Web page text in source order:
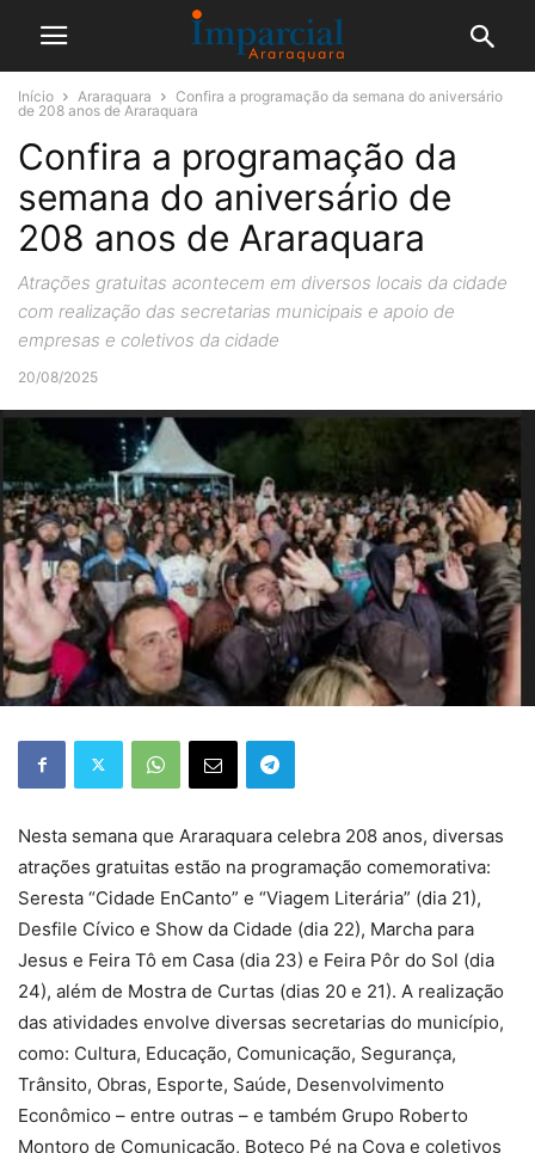
Início Araraquara
Confira a programação da semana do aniversário
de 208 anos de Araraquara
Confira a programação da
semana do aniversário de
208 anos de Araraquara
Atrações gratuitas acontecem em diversos locais da cidade
com realização das secretarias municipais e apoio de
empresas e coletivos da cidade
20/08/2025
Nesta semana que Araraquara celebra 208 anos, diversas
atrações gratuitas estão na programação comemorativa:
Seresta “Cidade EnCanto” e “Viagem Literária” (dia 21),
Desfile Cívico e Show da Cidade (dia 22), Marcha para
Jesus e Feira Tô em Casa (dia 23) e Feira Pôr do Sol (dia
24), além de Mostra de Curtas (dias 20 e 21). A realização
das atividades envolve diversas secretarias do município,
como: Cultura, Educação, Comunicação, Segurança,
Trânsito, Obras, Esporte, Saúde, Desenvolvimento
Econômico – entre outras – e também Grupo Roberto
Montoro de Comunicação, Boteco Pé na Cova e coletivos